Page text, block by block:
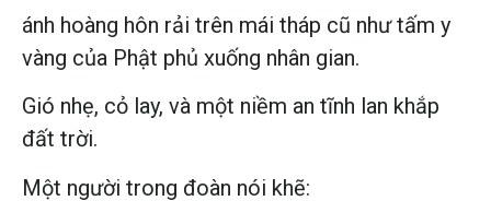
ánh hoàng hôn rải trên mái tháp cũ như tấm y
vàng của Phật phủ xuống nhân gian.
Gió nhẹ, cỏ lay, và một niềm an tĩnh lan khắp
đất trời.
Một người trong đoàn nói khẽ: